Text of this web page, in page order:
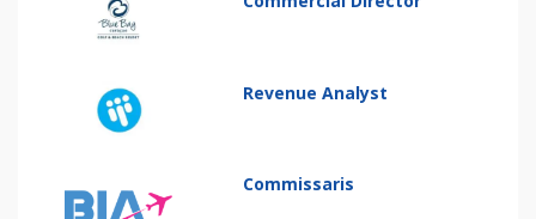
Revenue Analyst
Commissaris